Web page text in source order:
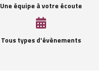
Une équipe à votre écoute
Tous types d'évènements